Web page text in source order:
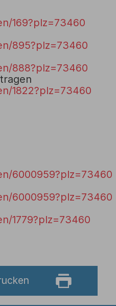
169?plz=73460
895?plz=73460
888?plz=73460
1822?plz=73460
6000959?plz=73460
6000959?plz=73460
1779?plz=73460